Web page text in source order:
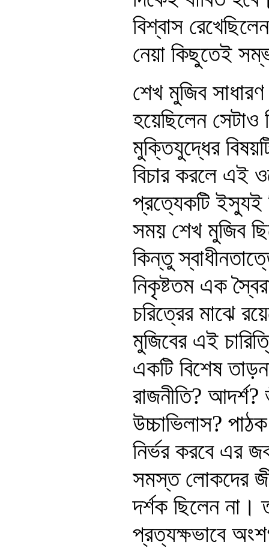
বিশ্বাস
নেয়া কিছুতেই
শেখ মুজিব
হয়েছিলেন
মুক্তিযুদ্ধের
বিচার করলে এই
প্রত্যেকটি ইস্যুই
সময় শেখ মুজিব
কিন্তু
নিকৃষ্টতম এক
চরিত্রের মাঝে
মুজিবের এই
একটি বিশেষ
রাজনীতি? আদর্শ?
উচ্চাভিলাস?
নির্ভর করবে এর
সমস্ত লোকদের
দর্শক ছিলেন না।
প্রত্যক্ষভাবে